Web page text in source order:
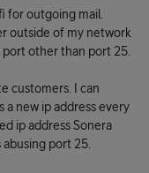
for outgoing mail.
outside of my network
other than port 25.
customers. I can
a new ip address every
ip address Sonera
port 25.